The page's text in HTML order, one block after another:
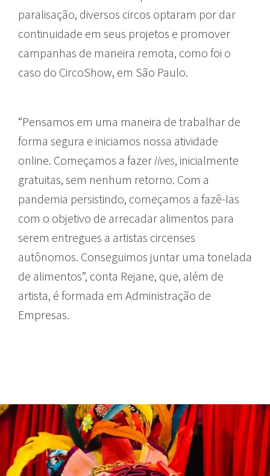
paralisação, diversos circos optaram por dar
continuidade em seus projetos e promover
campanhas de maneira remota, como foi o
caso do CircoShow, em São Paulo.
“Pensamos em uma maneira de trabalhar de
forma segura e iniciamos nossa atividade
online. Começamos a fazer lives, inicialmente
gratuitas, sem nenhum retorno. Com a
pandemia persistindo, começamos a fazê-las
com o objetivo de arrecadar alimentos para
serem entregues a artistas circenses
autônomos. Conseguimos juntar uma tonelada
de alimentos”, conta Rejane, que, além de
artista, é formada em Administração de
Empresas.